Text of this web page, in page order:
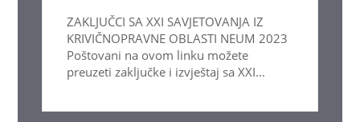
ZAKLJUČCI SA XXI SAVJETOVANJA IZ
KRIVIČNOPRAVNE OBLASTI NEUM 2023
Poštovani na ovom linku možete
preuzeti zaključke i izvještaj sa XXI...